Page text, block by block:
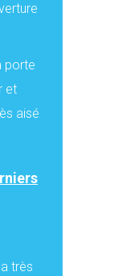
porte
et
aisé
très